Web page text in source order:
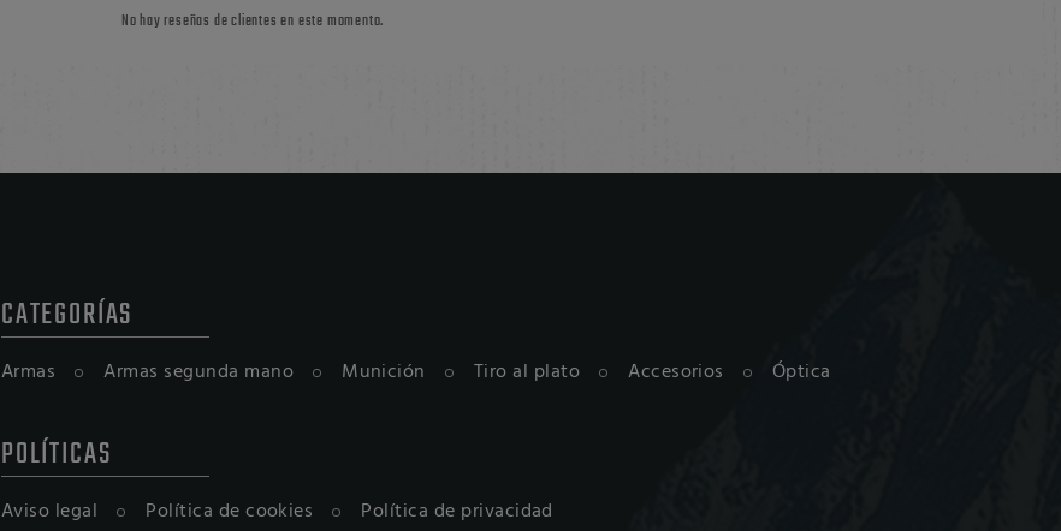
No hay reseñas de clientes en este momento.
CATEGORÍAS
Armas Armas segunda mano Munición Tiro al plato Accesorios Óptica
POLÍTICAS
Aviso legal Política de cookies Política de privacidad